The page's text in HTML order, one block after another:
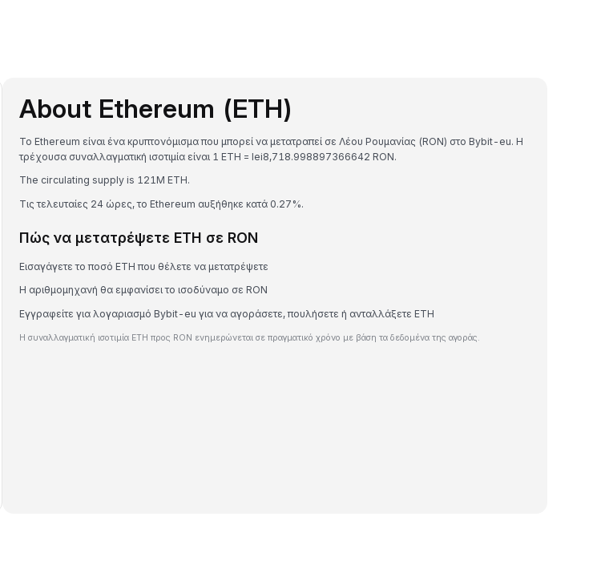
About Ethereum (ETH)
Το Ethereum είναι ένα κρυπτονόμισμα που μπορεί να μετατραπεί σε Λέου Ρουμανίας (RON) στο Bybit-eu. Η
τρέχουσα συναλλαγματική ισοτιμία είναι 1 ETH = lei8,718.998897366642 RON.
The circulating supply is 121M ETH.
Τις τελευταίες 24 ώρες, το Ethereum αυξήθηκε κατά 0.27%.
Πώς να μετατρέψετε ETH σε RON
Εισαγάγετε το ποσό ETH που θέλετε να μετατρέψετε
Η αριθμομηχανή θα εμφανίσει το ισοδύναμο σε RON
Εγγραφείτε για λογαριασμό Bybit-eu για να αγοράσετε, πουλήσετε ή ανταλλάξετε ETH
Η συναλλαγματική ισοτιμία ETH προς RON ενημερώνεται σε πραγματικό χρόνο με βάση τα δεδομένα της αγοράς.